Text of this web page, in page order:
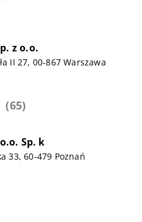
z o.o.
II 27, 00-867 Warszawa
(65)
Sp. k
33, 60-479 Poznań